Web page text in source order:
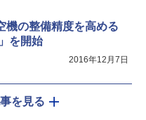
機の整備精度を高める
を開始
2016年12月7日
を見る